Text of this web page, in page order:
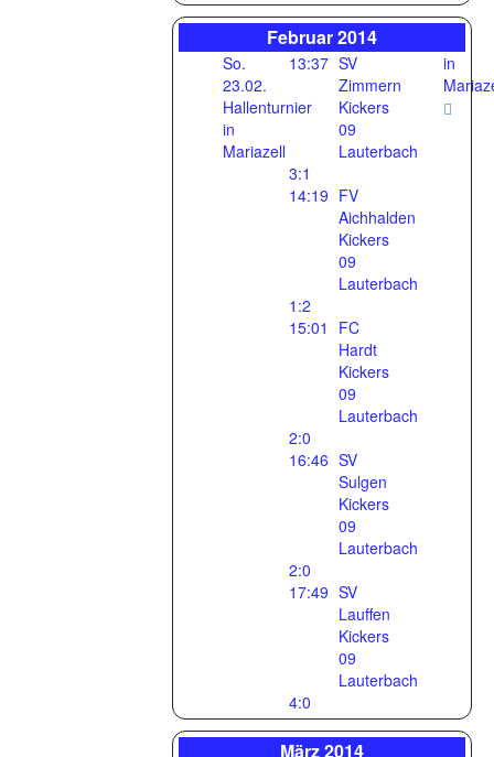
Februar 2014
So.
23.02.
Hallenturnier
in
Mariazell
13:37 SV
Zimmern
Kickers
09
Lauterbach
3:1
14:19 FV
Aichhalden
Kickers
09
Lauterbach
1:2
15:01
FC
Hardt
Kickers
09
Lauterbach
2:0
16:46 SV
Sulgen
Kickers
09
Lauterbach
2:0
17:49 SV
Lauffen
Kickers
09
Lauterbach
4:0
in
März 2014